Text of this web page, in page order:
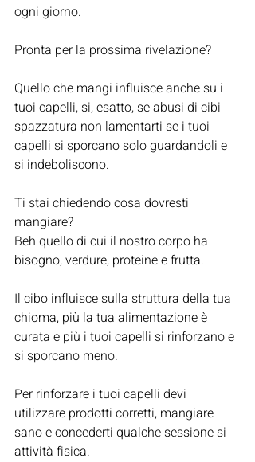
ogni giorno.
Pronta per la prossima rivelazione?
Quello che mangi influisce anche su i
tuoi capelli, si, esatto, se abusi di cibi
spazzatura non lamentarti se i tuoi
capelli si sporcano solo guardandoli e
si indeboliscono.
Ti stai chiedendo cosa dovresti
mangiare?
Beh quello di cui il nostro corpo ha
bisogno, verdure, proteine e frutta.
Il cibo influisce sulla struttura della tua
chioma, più la tua alimentazione è
curata e più i tuoi capelli si rinforzano e
si sporcano meno.
Per rinforzare i tuoi capelli devi
utilizzare prodotti corretti, mangiare
sano e concederti qualche sessione si
attività fisica.